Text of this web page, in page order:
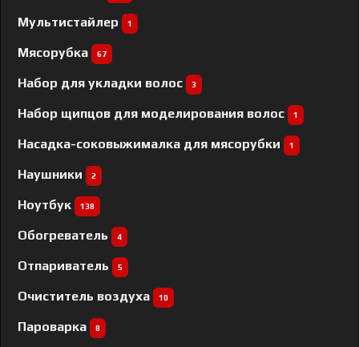
Мультистайлер 1
Мясорубка 67
Набор для укладки волос 3
Набор щипцов для моделирования волос 1
Насадка-соковыжималка для мясорубки 1
Наушники 2
Ноутбук 138
Обогреватель 4
Отпариватель 5
Очиститель воздуха 10
Пароварка 8